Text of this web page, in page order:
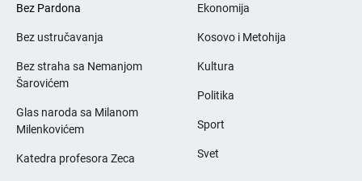
Bez Pardona
Bez ustručavanja
Bez straha sa Nemanjom
Šarovićem
Glas naroda sa Milanom
Milenkovićem
Katedra profesora Zeca
Ekonomija
Kosovo i Metohija
Kultura
Politika
Sport
Svet